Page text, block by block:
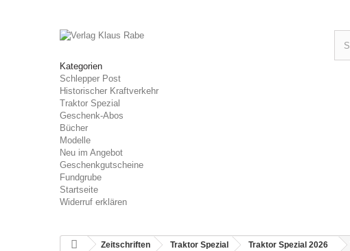
Kategorien
Schlepper Post
Historischer Kraftverkehr
Traktor Spezial
Geschenk-Abos
Bücher
Modelle
Neu im Angebot
Geschenkgutscheine
Fundgrube
Startseite
Widerruf erklären
Zeitschriften Traktor Spezial Traktor Spezial 2026